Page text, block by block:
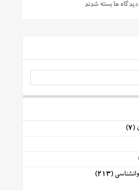
دیدگاه ها بسته شدند
(7)
(213)